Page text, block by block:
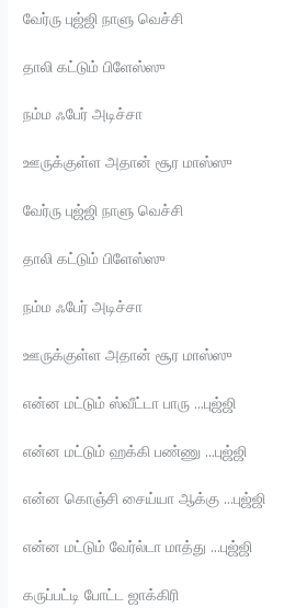
வேர்ரு புஜ்ஜி நாளு வெச்சி
தாலி கட்டும் பிளேஸ்ஸு
நம்ம ஃபேர் அடிச்சா
ஊருக்குள்ள அதான் சூர மாஸ்ஸு
வேர்ரு புஜ்ஜி நாளு வெச்சி
தாலி கட்டும் பிளேஸ்ஸு
நம்ம ஃபேர் அடிச்சா
ஊருக்குள்ள அதான் சூர மாஸ்ஸு
என்ன மட்டும் ஸ்வீட்டா பாரு …புஜ்ஜி
என்ன மட்டும் ஹக்கி பண்ணு …புஜ்ஜி
என்ன கொஞ்சி சைய்யா ஆக்கு …புஜ்ஜி
என்ன மட்டும் வேர்ல்டா மாத்து …புஜ்ஜி
கருப்பட்டி போட்ட ஜாக்கிரி